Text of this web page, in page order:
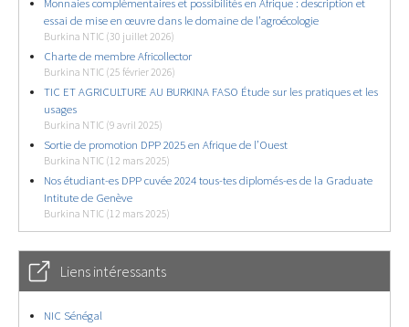
Monnaies complémentaires et possibilités en Afrique : description et
essai de mise en œuvre dans le domaine de l’agroécologie
Burkina NTIC (30 juillet 2026)
Charte de membre Africollector
Burkina NTIC (25 février 2026)
TIC ET AGRICULTURE AU BURKINA FASO Étude sur les pratiques et les
usages
Burkina NTIC (9 avril 2025)
Sortie de promotion DPP 2025 en Afrique de l’Ouest
Burkina NTIC (12 mars 2025)
Nos étudiant-es DPP cuvée 2024 tous-tes diplomés-es de la Graduate
Intitute de Genève
Burkina NTIC (12 mars 2025)
Liens intéressants
NIC Sénégal